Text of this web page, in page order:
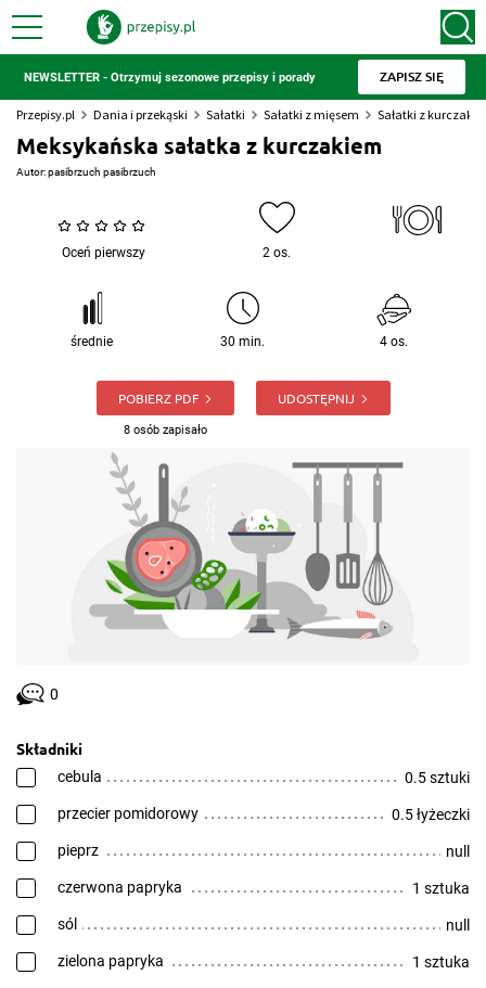
NEWSLETTER - Otrzymuj sezonowe przepisy i porady ZAPISZ SIĘ
Przepisy.pl Dania i przekąski Sałatki Sałatki z mięsem Sałatki z
Meksykańska sałatka z kurczakiem
Autor:pasibrzuch pasibrzuch
Oceń pierwszy 2 os.
średnie 30 min. 4 os.
POBIERZ PDF
8 osób zapisało
UDOSTĘPNIJ
0
Składniki
cebula 0.5 sztuki
przecier pomidorowy 0.5 łyżeczki
pieprz null
czerwona papryka 1 sztuka
sól null
zielona papryka 1 sztuka